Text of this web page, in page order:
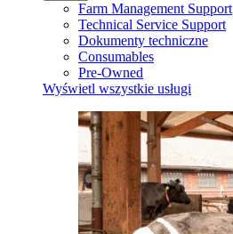
Farm Management Support
Technical Service Support
Dokumenty techniczne
Consumables
Pre-Owned
Wyświetl wszystkie usługi